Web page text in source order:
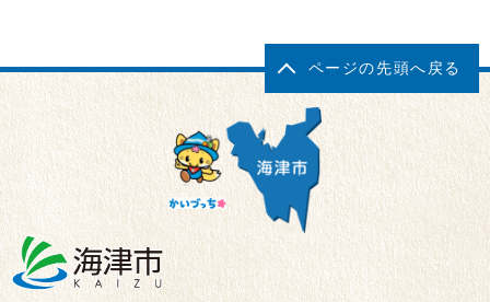
ページの先頭へ戻る